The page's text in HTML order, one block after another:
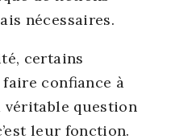
néces­saires.
cer­tains
faire confiance à
véri­table ques­tion
leur fonc­tion.